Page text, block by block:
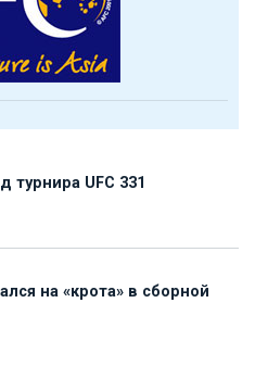
турнира UFC 331
на «крота» в сборной